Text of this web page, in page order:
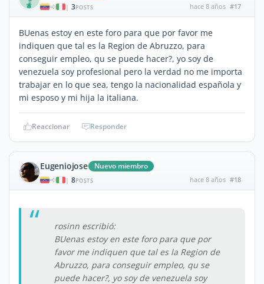
| 3POSTS hace 8 años #17
BUenas estoy en este foro para que por favor me
indiquen que tal es la Region de Abruzzo, para
conseguir empleo, qu se puede hacer?, yo soy de
venezuela soy profesional pero la verdad no me importa
trabajar en lo que sea, tengo la nacionalidad española y
mi esposo y mi hija la italiana.
Reaccionar Responder
Eugeniojose Nuevo miembro
| 8POSTS hace 8 años #18
rosinn escribió:
BUenas estoy en este foro para que por
favor me indiquen que tal es la Region de
Abruzzo, para conseguir empleo, qu se
puede hacer?, yo soy de venezuela soy